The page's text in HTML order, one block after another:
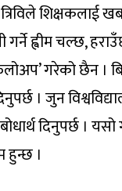
शिक्षकलाई
गर्ने ह्वीम चल्छ,
गरेको छैन ।
। जुन
दिनुपर्छ ।
।